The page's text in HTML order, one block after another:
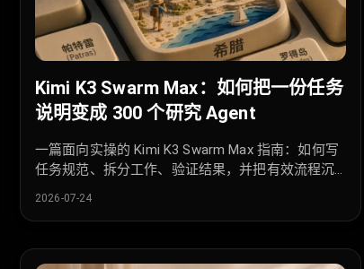
Kimi K3 Swarm Max：如何把一份任务
说明变成 300 个研究 Agent
一篇面向实操的 Kimi K3 Swarm Max 指南：如何写
任务规范、拆分工作、验证结果，并把有效流程沉
2026-07-24